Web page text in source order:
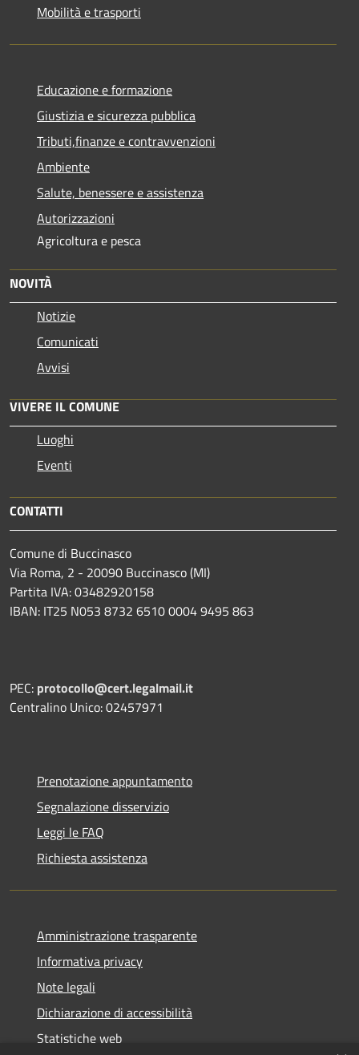
Mobilità e trasporti
Educazione e formazione
Giustizia e sicurezza pubblica
Tributi,finanze e contravvenzioni
Ambiente
Salute, benessere e assistenza
Autorizzazioni
Agricoltura e pesca
NOVITÀ
Notizie
Comunicati
Avvisi
VIVERE IL COMUNE
Luoghi
Eventi
CONTATTI
Comune di Buccinasco
Via Roma, 2 - 20090 Buccinasco (MI)
Partita IVA: 03482920158
IBAN: IT25 N053 8732 6510 0004 9495 863
PEC: protocollo@cert.legalmail.it
Centralino Unico: 02457971
Prenotazione appuntamento
Segnalazione disservizio
Leggi le FAQ
Richiesta assistenza
Amministrazione trasparente
Informativa privacy
Note legali
Dichiarazione di accessibilità
Statistiche web